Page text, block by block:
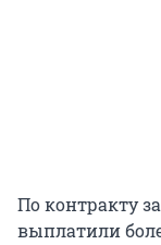
По контракту
выплатили